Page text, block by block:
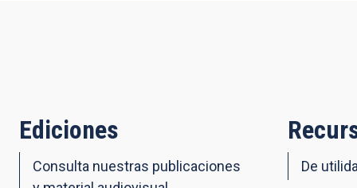
Ediciones
Consulta nuestras publicaciones
De